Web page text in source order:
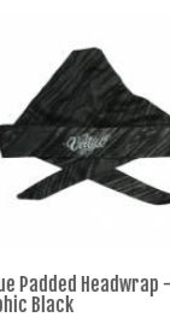
Headwrap -